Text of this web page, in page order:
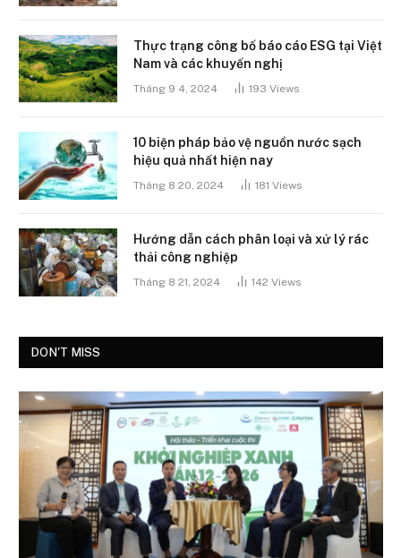
Thực trạng công bố báo cáo ESG tại Việt
Nam và các khuyến nghị
Tháng 9 4, 2024 193 Views
10 biện pháp bảo vệ nguồn nước sạch
hiệu quả nhất hiện nay
Tháng 8 20, 2024 181 Views
Hướng dẫn cách phân loại và xử lý rác
thải công nghiệp
Tháng 8 21, 2024 142 Views
DON'T MISS